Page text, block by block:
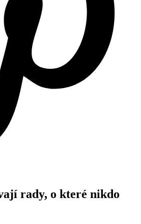
rady, o které nikdo